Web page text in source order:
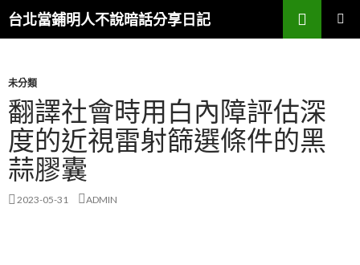
台北當鋪明人不說暗話分享日記
搜
尋
容
未分類
翻譯社會時用白內障評估深
度的近視雷射篩選條件的黑
蒜膠囊
2023-05-31 ADMIN